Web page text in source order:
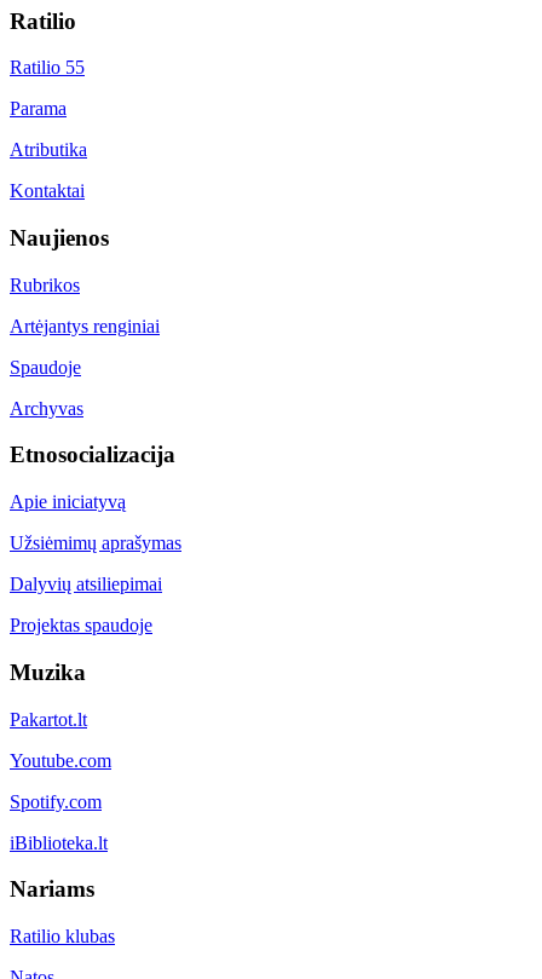
Ratilio
Ratilio 55
Parama
Atributika
Kontaktai
Naujienos
Rubrikos
Artėjantys renginiai
Spaudoje
Archyvas
Etnosocializacija
Apie iniciatyvą
Užsiėmimų aprašymas
Dalyvių atsiliepimai
Projektas spaudoje
Muzika
Pakartot.lt
Youtube.com
Spotify.com
iBiblioteka.lt
Nariams
Ratilio klubas